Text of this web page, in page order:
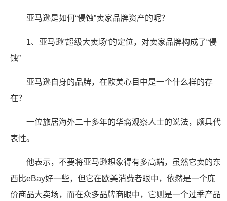
亚马逊是如何“侵蚀”卖家品牌资产的呢？
1、亚马逊”超级大卖场“的定位，对卖家品牌构成了“侵
蚀”
亚马逊自身的品牌，在欧美心目中是一个什么样的存
在？
一位旅居海外二十多年的华裔观察人士的说法，颇具代
表性。
他表示，不要将亚马逊想象得有多高端，虽然它卖的东
西比eBay好一些，但它在欧美消费者眼中，依然是一个廉
价商品大卖场，而在众多品牌商眼中，它则是一个过季产品